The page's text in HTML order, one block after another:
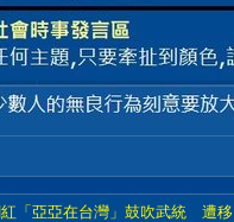
「亞亞在台灣」鼓吹武統 遭